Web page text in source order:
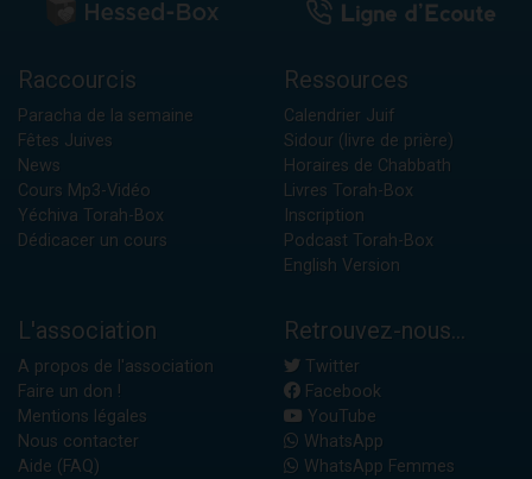
Raccourcis
Paracha de la semaine
Fêtes Juives
News
Cours Mp3-Vidéo
Yéchiva Torah-Box
Dédicacer un cours
Ressources
Calendrier Juif
Sidour (livre de prière)
Horaires de Chabbath
Livres Torah-Box
Inscription
Podcast Torah-Box
English Version
L'association
A propos de l'association
Faire un don !
Mentions légales
Nous contacter
Aide (FAQ)
Retrouvez-nous...
Twitter
Facebook
YouTube
WhatsApp
WhatsApp Femmes